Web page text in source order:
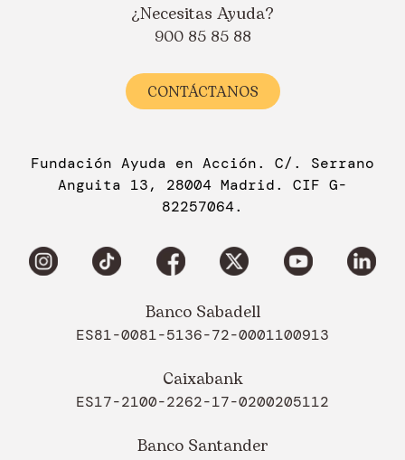
¿Necesitas Ayuda?
900 85 85 88
CONTÁCTANOS
Fundación Ayuda en Acción. C/. Serrano
Anguita 13, 28004 Madrid. CIF G-
82257064.
Banco Sabadell
ES81-0081-5136-72-0001100913
Caixabank
ES17-2100-2262-17-0200205112
Banco Santander